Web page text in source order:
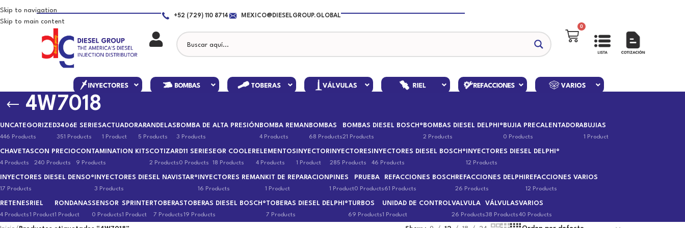
Skip to navigation
Skip to main content
+52 (729) 110 8714 MEXICO@DIESELGROUP.GLOBAL
0
4W7018
UNCATEGORIZED
446 Products
3406E SERIES
351 Products
ACTUADOR
1 Product
ARANDELAS
5 Products
BOMBA DE ALTA PRESIÓN
3 Products
BOMBA REMAN
4 Products
BOMBAS
68 Products
BOMBAS DIESEL BOSCH®
21 Products
BOMBAS DIESEL DELPHI®
2 Products
BUJIA PRECALENTADORA
0 Products
BUJIAS
1 Product
CHAVETAS
4 Products
CON PRECIO
240 Products
CONTAMINATION KITS
9 Products
COTIZAR
2 Products
D11 SERIES
0 Products
EGR COOLER
18 Products
ELEMENTOS
4 Products
INYECTOR
1 Product
INYECTORES
285 Products
INYECTORES DIESEL BOSCH®
46 Products
INYECTORES DIESEL DELPHI®
12 Products
INYECTORES DIESEL DENSO®
17 Products
INYECTORES DIESEL NAVISTAR®
3 Products
INYECTORES REMAN
16 Products
KIT DE REPARACION
1 Product
PINES
1 Product
PRUEBA
0 Products
REFACCIONES BOSCH
61 Products
REFACCIONES DELPHI
26 Products
REFACCIONES VARIOS
12 Products
RETENES
4 Products
RIEL
1 Product
RONDANAS
1 Product
SENSOR
0 Products
SPRINTER
1 Product
TOBERAS
7 Products
TOBERAS DIESEL BOSCH®
19 Products
TOBERAS DIESEL DELPHI®
7 Products
TURBOS
69 Products
UNIDAD DE CONTROL
1 Product
VALVULA
26 Products
VÁLVULAS
38 Products
VARIOS
40 Products